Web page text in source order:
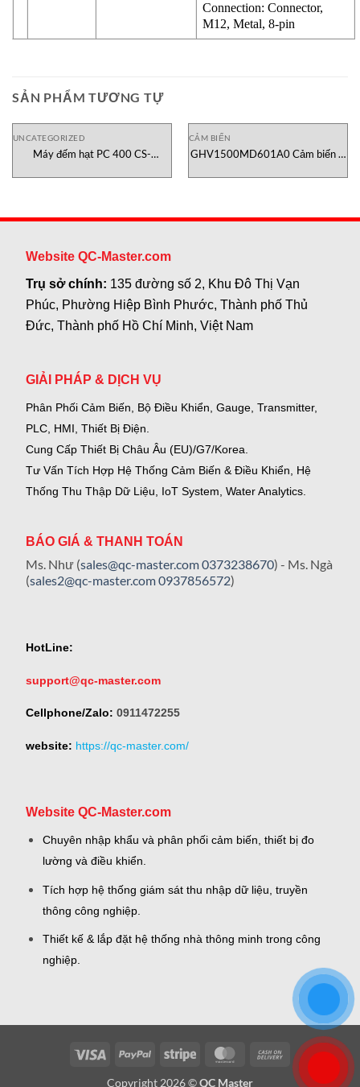
Connection: Connector,
M12, Metal, 8-pin
SẢN PHẨM TƯƠNG TỰ
UNCATEGORIZED
Máy đếm hạt PC 400 CS-
CẢM BIẾN
GHV1500MD601A0 Cảm biến vị
Website QC-Master.com
Trụ sở chính: 135 đường số 2, Khu Đô Thị Vạn
Phúc, Phường Hiệp Bình Phước, Thành phố Thủ
Đức, Thành phố Hồ Chí Minh, Việt Nam
GIẢI PHÁP & DỊCH VỤ
Phân Phối Cảm Biến, Bộ Điều Khiển, Gauge, Transmitter,
PLC, HMI, Thiết Bị Điện.
Cung Cấp Thiết Bị Châu Âu (EU)/G7/Korea.
Tư Vấn Tích Hợp Hệ Thống Cảm Biến & Điều Khiển, Hệ
Thống Thu Thập Dữ Liệu, IoT System, Water Analytics.
BÁO GIÁ & THANH TOÁN
Ms. Như (sales@qc-master.com0373238670) - Ms. Ngà
(sales2@qc-master.com0937856572)
HotLine:
support@qc-master.com
Cellphone/Zalo: 0911472255
website: https://qc-master.com/
Website QC-Master.com
Chuyên nhập khẩu và phân phối cảm biến, thiết bị đo
lường và điều khiển.
Tích hợp hệ thống giám sát thu nhập dữ liệu, truyền
thông công nghiệp.
Thiết kế & lắp đặt hệ thống nhà thông minh trong công
nghiệp.
Visa PayPal Stripe MasterCardCash
On
Copyright 2026 ©QC Master